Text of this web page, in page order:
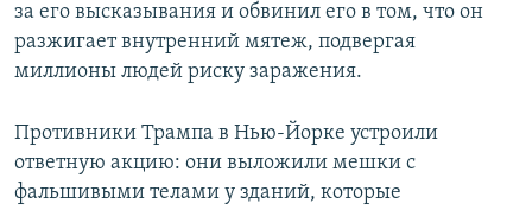
за его высказывания и обвинил его в том, что он
разжигает внутренний мятеж, подвергая
миллионы людей риску заражения.
Противники Трампа в Нью-Йорке устроили
ответную акцию: они выложили мешки с
фальшивыми телами у зданий, которые